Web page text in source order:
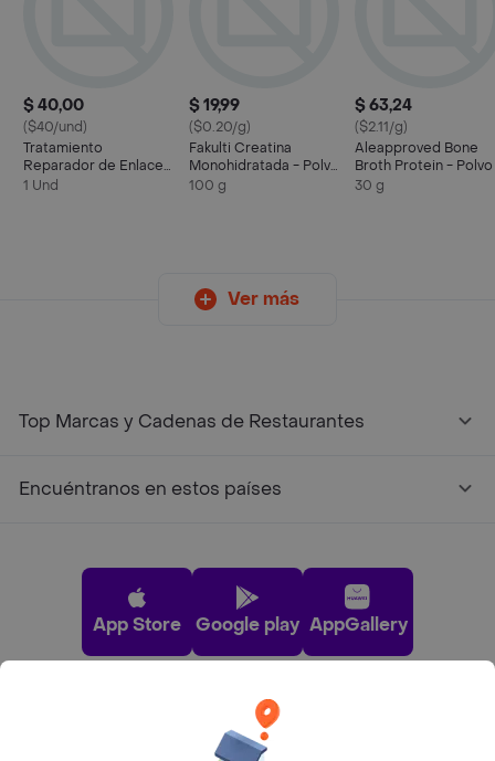
$ 40,00
($40/und)
Tratamiento
Reparador de Enlaces
y Suavidad Protein
1 Und
$ 19,99
($0.20/g)
Fakulti Creatina
Monohidratada - Polvo
- Pura -
100 g
$ 63,24
($2.11/g)
Aleapproved Bone
Broth Protein -
Por Porcion - 30 G
30 g
Ver más
Top Marcas y Cadenas de Restaurantes
Encuéntranos en estos países
App Store Google play AppGallery
Pide tu comida favorita cerca de ti